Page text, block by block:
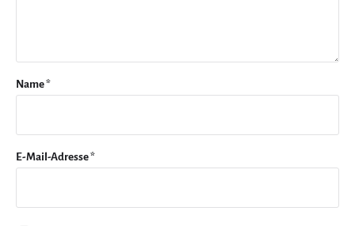
Name*
E-Mail-Adresse*